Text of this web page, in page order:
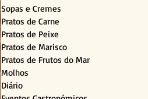
Sopas e Cremes
Pratos de Carne
Pratos de Peixe
Pratos de Marisco
Pratos de Frutos do Mar
Molhos
Diário